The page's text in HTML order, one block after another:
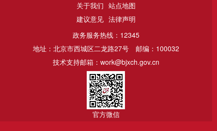
关于我们 站点地图
建议意见 法律声明
政务服务热线：12345
地址：北京市西城区二龙路27号
邮编：100032
技术支持邮箱：work@bjxch.gov.cn
官方微信